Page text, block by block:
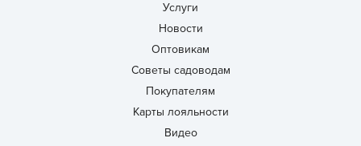
Услуги
Новости
Оптовикам
Советы садоводам
Покупателям
Карты лояльности
Видео